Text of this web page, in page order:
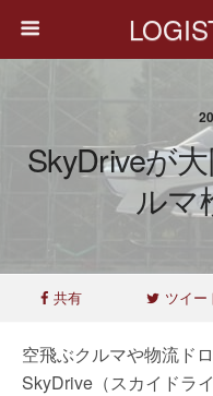
SkyDriveが
ルマ
共有 ツイー
空飛ぶクルマや物流ド
SkyDrive（スカイドラ